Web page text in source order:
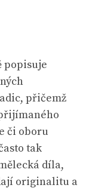
popisuje
přičemž
či oboru
tak
díla,
originalitu a